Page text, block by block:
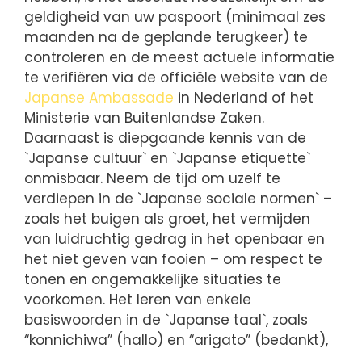
geldigheid van uw paspoort (minimaal zes
maanden na de geplande terugkeer) te
controleren en de meest actuele informatie
te verifiëren via de officiële website van de
Japanse Ambassade in Nederland of het
Ministerie van Buitenlandse Zaken.
Daarnaast is diepgaande kennis van de
`Japanse cultuur` en `Japanse etiquette`
onmisbaar. Neem de tijd om uzelf te
verdiepen in de `Japanse sociale normen` –
zoals het buigen als groet, het vermijden
van luidruchtig gedrag in het openbaar en
het niet geven van fooien – om respect te
tonen en ongemakkelijke situaties te
voorkomen. Het leren van enkele
basiswoorden in de `Japanse taal`, zoals
“konnichiwa” (hallo) en “arigato” (bedankt),